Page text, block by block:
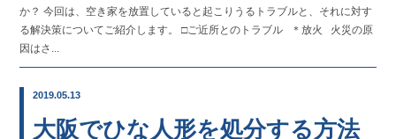
か？ 今回は、空き家を放置していると起こりうるトラブルと、それに対す
る解決策についてご紹介します。 □ご近所とのトラブル ＊放火 火災の原
因はさ...
2019.05.13
大阪でひな人形を処分する方法